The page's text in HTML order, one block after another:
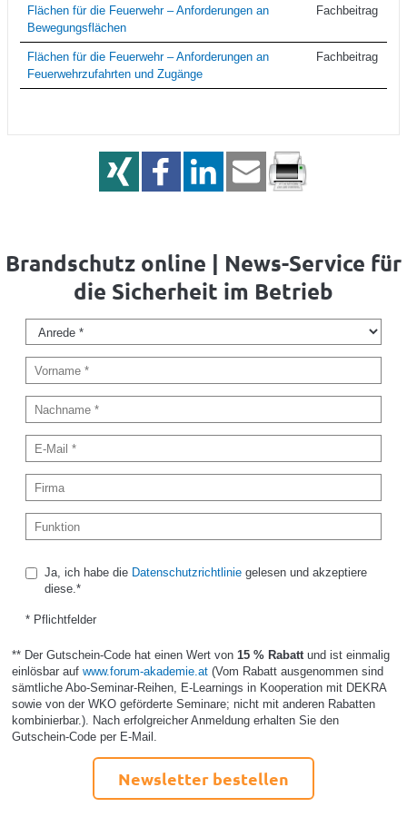
Flächen für die Feuerwehr – Anforderungen an
Bewegungsflächen
Fachbeitrag
Flächen für die Feuerwehr – Anforderungen an
Feuerwehrzufahrten und Zugänge
Fachbeitrag
Brandschutz online | News-Service für
die Sicherheit im Betrieb
Ja, ich habe die Datenschutzrichtliniegelesen und akzeptiere
diese.*
* Pflichtfelder
** Der Gutschein-Code hat einen Wert von 15 % Rabatt und ist einmalig
einlösbar auf www.forum-akademie.at(Vom Rabatt ausgenommen sind
sämtliche Abo-Seminar-Reihen, E-Learnings in Kooperation mit DEKRA
sowie von der WKO geförderte Seminare; nicht mit anderen Rabatten
kombinierbar.). Nach erfolgreicher Anmeldung erhalten Sie den
Gutschein-Code per E-Mail.
Newsletter bestellen